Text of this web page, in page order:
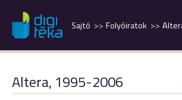
Folyóiratok
Sajtó
Altera, 1995-2006